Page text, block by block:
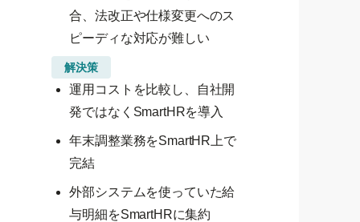
合、法改正や仕様変更へのス
ピーディな対応が難しい
解決策
運用コストを比較し、自社開
発ではなくSmartHRを導入
年末調整業務をSmartHR上で
完結
外部システムを使っていた給
与明細をSmartHRに集約